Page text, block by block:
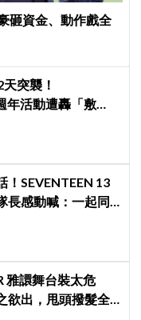
砸資金、動作戲全
突襲！
年活動遭轟「敷
！SEVENTEEN 13
長感動喊：一起同
雅譞舞台裝太危
欲出，甩頭撥髮全